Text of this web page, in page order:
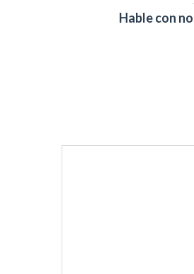
Hable con